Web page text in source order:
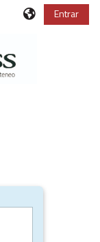
Entrar